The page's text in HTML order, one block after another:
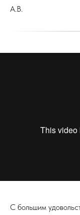
А.В.
С большим